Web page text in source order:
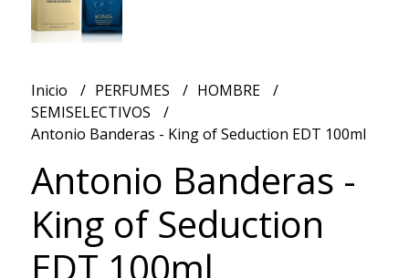
Inicio PERFUMES
HOMBRE
SEMISELECTIVOS
Antonio Banderas - King of Seduction EDT 100ml
Antonio Banderas -
King of Seduction
EDT 100ml